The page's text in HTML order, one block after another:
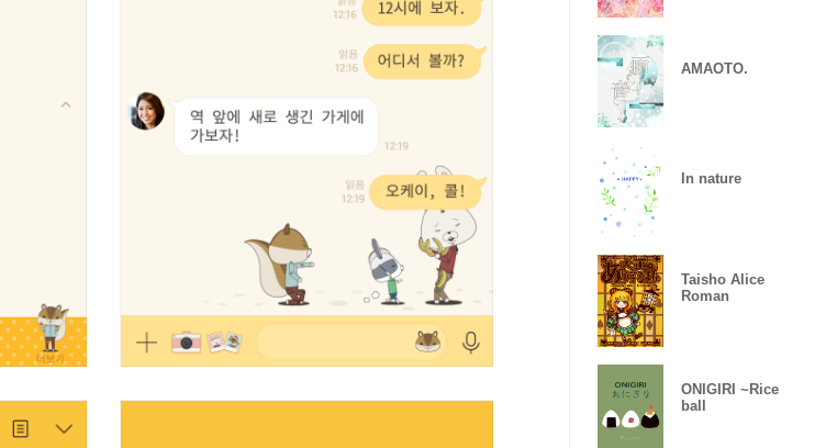
AMAOTO.
In nature
Taisho Alice
Roman
ONIGIRI ~Rice
ball